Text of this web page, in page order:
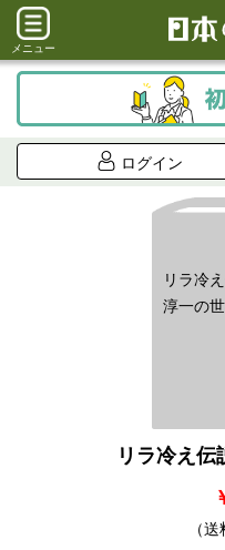
メニュー
ログイン
リラ冷
淳一の
リラ冷え伝
（